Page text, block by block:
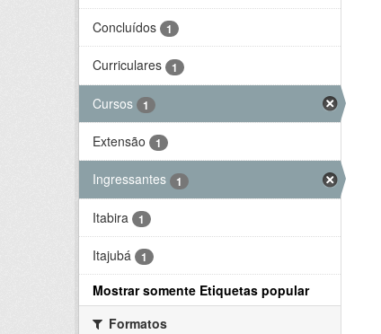
Concluídos 1
Curriculares 1
Cursos 1
Extensão 1
Ingressantes 1
Itabira 1
Itajubá 1
Mostrar somente Etiquetas popular
Formatos